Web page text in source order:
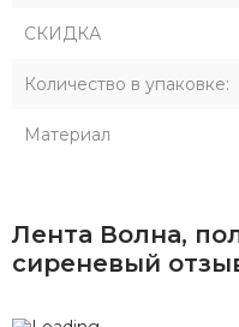
СКИДКА
Количество в упаковке:
Материал
Лента Волна,
сиреневый